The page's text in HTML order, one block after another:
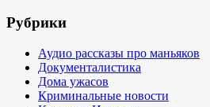
Рубрики
Аудио рассказы про маньяков
Документалистика
Дома ужасов
Криминальные новости